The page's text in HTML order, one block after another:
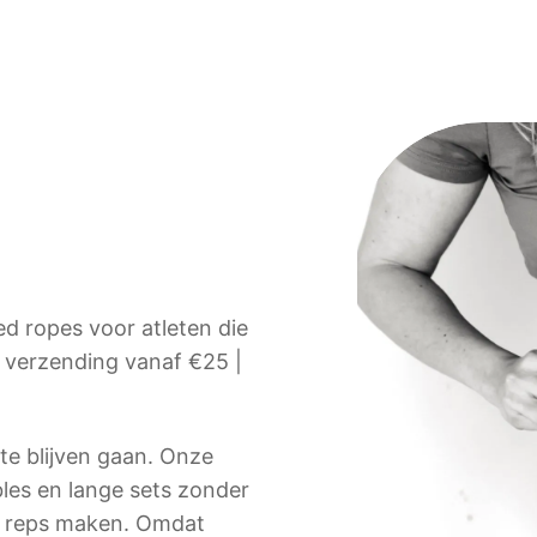
ropes voor atleten die
vanaf €25 |
blijven gaan. Onze
en lange sets zonder
maken. Omdat